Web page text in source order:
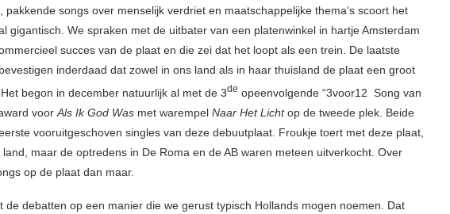
pakkende songs over menselijk verdriet en maatschappelijke thema’s scoort het
gigantisch. We spraken met de uitbater van een platenwinkel in hartje Amsterdam
succes van de plaat en die zei dat het loopt als een trein. De laatste
inderdaad dat zowel in ons land als in haar thuisland de plaat een groot
begon in december natuurlijk al met de 3de opeenvolgende “3voor12 Song van
voor Als Ik God Was met warempel Naar Het Lichtop de tweede plek. Beide
vooruitgeschoven singles van deze debuutplaat. Froukje toert met deze plaat,
land, maar de optredens in De Roma en de AB waren meteen uitverkocht. Over
op de plaat dan maar.
de debatten op een manier die we gerust typisch Hollands mogen noemen. Dat